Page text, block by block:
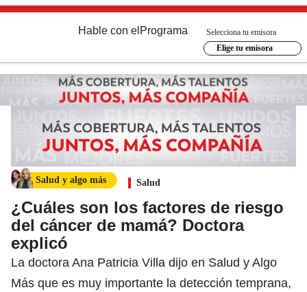
Hable con el Programa
Selecciona tu emisora
Elige tu emisora
Salud y algo más Salud
¿Cuáles son los factores de riesgo
del cáncer de mamá? Doctora
explicó
La doctora Ana Patricia Villa dijo en Salud y Algo
Más que es muy importante la detección temprana,